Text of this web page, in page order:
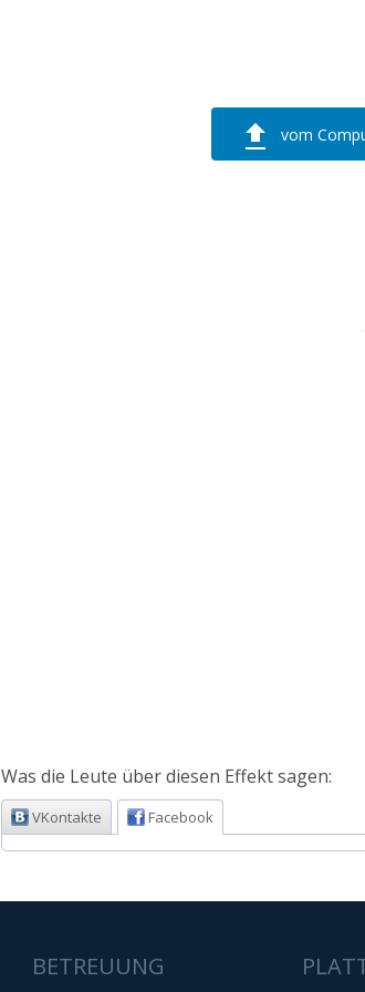
vom
Was die Leute über diesen Effekt sagen:
VKontakte Facebook
BETREUUNG